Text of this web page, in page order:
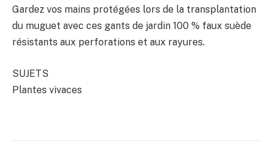
Gardez vos mains protégées lors de la transplantation
du muguet avec ces gants de jardin 100 % faux suède
résistants aux perforations et aux rayures.
SUJETS
Plantes vivaces